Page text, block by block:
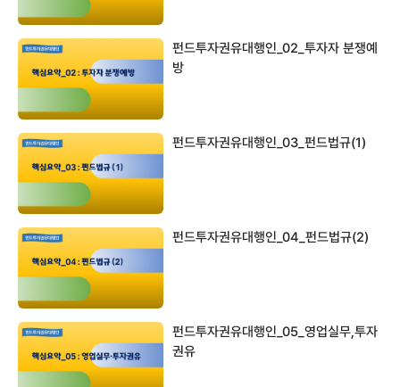
펀드투자권유대행인_02_투자자 분쟁예
방
펀드투자권유대행인_03_펀드법규(1)
펀드투자권유대행인_04_펀드법규(2)
펀드투자권유대행인_05_영업실무,투자
권유